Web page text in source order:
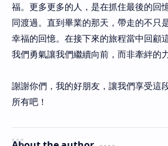
福。更多更多的人，是在抓住最後的回
同渡過。直到畢業的那天，帶走的不只
幸福的回憶。在接下來的旅程當中回顧
我們勇氣讓我們繼續向前，而非牽絆的力
謝謝你們，我的好朋友，讓我們享受這
所有吧！